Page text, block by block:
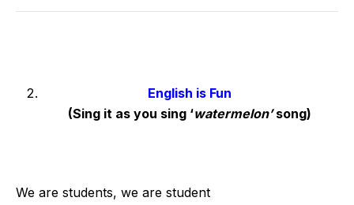
English is Fun
(Sing it as you sing ‘watermelon’song)
We are students, we are student